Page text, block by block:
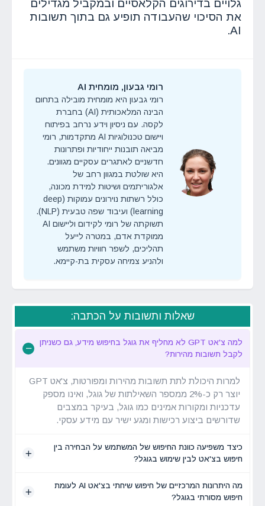
גלויים בדירוגים הקלאסיים ובמקביל מגדילים
את הסיכוי שהעבודה תופיע גם בתוך תשובות
AI.
רומי גבעון, מומחית AI
רומי גבעון היא מומחית מובילה בתחום
הבינה המלאכותית (AI) בחברת
לקסה. עם ניסיון וידע נרחב בפיתוח
ויישום טכנולוגיות AI מתקדמות, רומי
מביאה תובנות ייחודיות ופתרונות
חדשניים לאתגרים עסקיים מגוונים.
היא שולטת במגוון רחב של
אלגוריתמים ושיטות למידת מכונה,
כולל רשתות נוירונים עמוקות (deep
learning) ועיבוד שפה טבעית (NLP).
תשוקתה של רומי לקידום וליישום AI
ממוקדת אדם, במטרה לייעל
תהליכים, לשפר חוויות משתמש
ולהניע צמיחה עסקית בת-קיימא.
שאלות ותשובות על הכתבה:
למה צ'אט GPT לא מחליף את גוגל בחיפוש מידע, גם כשניתן
לקבל תשובות מהירות?
למרות היכולת לתת תשובות מהירות ומפורטות, צ'אט GPT
יוצר רק כ-2% ממספר השאילתות של גוגל, ואינו מספק
עדכניות ומקורות אמינים כמו גוגל, בעיקר במצבים
שדורשים ביצוע רכישות ומגע ישיר עם מידע עסקי.
כיצד משפיעה כוונת החיפוש של המשתמש על הבחירה בין
חיפוש בצ'אט לבין שימוש בגוגל?
מה היתרונות המרכזיים של חיפוש שיחתי בצ'אט AI לעומת
חיפוש מסורתי בגוגל?